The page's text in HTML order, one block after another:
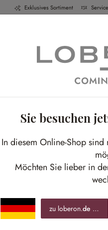
Exklusives Sortiment
Schlafen
Mix aus Eisen,
Sie besuchen
In diesem Online-Shop
Möchten Sie lieber in
zu loberon.de